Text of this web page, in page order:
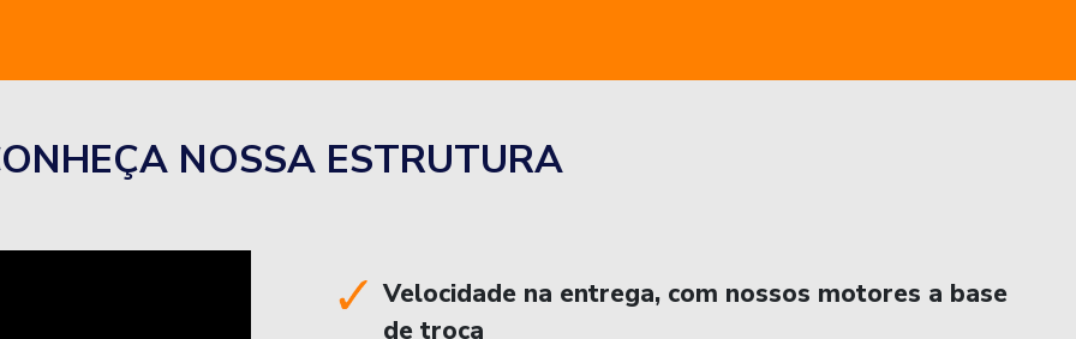
NOSSA ESTRUTURA
Velocidade na entrega, com nossos motores a base
de troca